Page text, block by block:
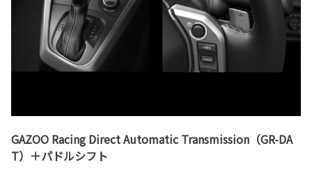
GAZOO Racing Direct Automatic Transmission（GR-DA
T）＋パドルシフト